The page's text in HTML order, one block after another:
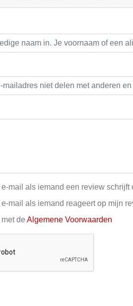
e-mail als iemand een review
mail als iemand reageert op mijn
met de Algemene Voorwaarden